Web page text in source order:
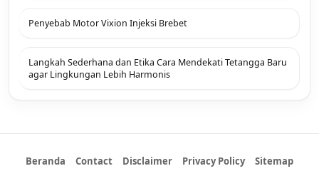
Penyebab Motor Vixion Injeksi Brebet
Langkah Sederhana dan Etika Cara Mendekati Tetangga Baru
agar Lingkungan Lebih Harmonis
Beranda Contact Disclaimer Privacy Policy Sitemap